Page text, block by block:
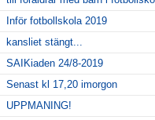
Inför fotbollskola 2019
kansliet stängt...
SAIKiaden 24/8-2019
Senast kl 17,20 imorgon
UPPMANING!